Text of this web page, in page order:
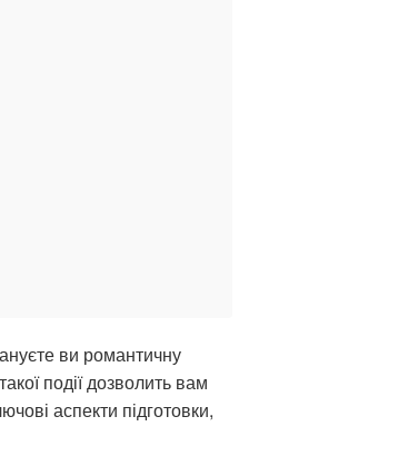
ви романтичну
події дозволить вам
аспекти підготовки,